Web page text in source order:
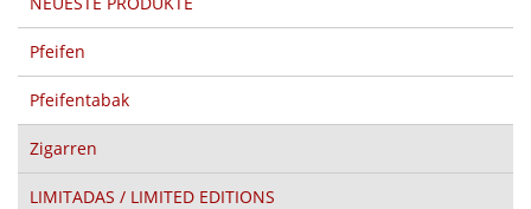
Pfeifen
Pfeifentabak
Zigarren
LIMITADAS / LIMITED EDITIONS